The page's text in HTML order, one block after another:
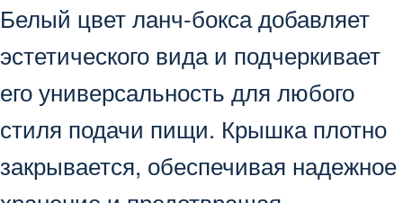
Белый цвет ланч-бокса добавляет
эстетического вида и подчеркивает
его универсальность для любого
стиля подачи пищи. Крышка плотно
закрывается, обеспечивая надежное